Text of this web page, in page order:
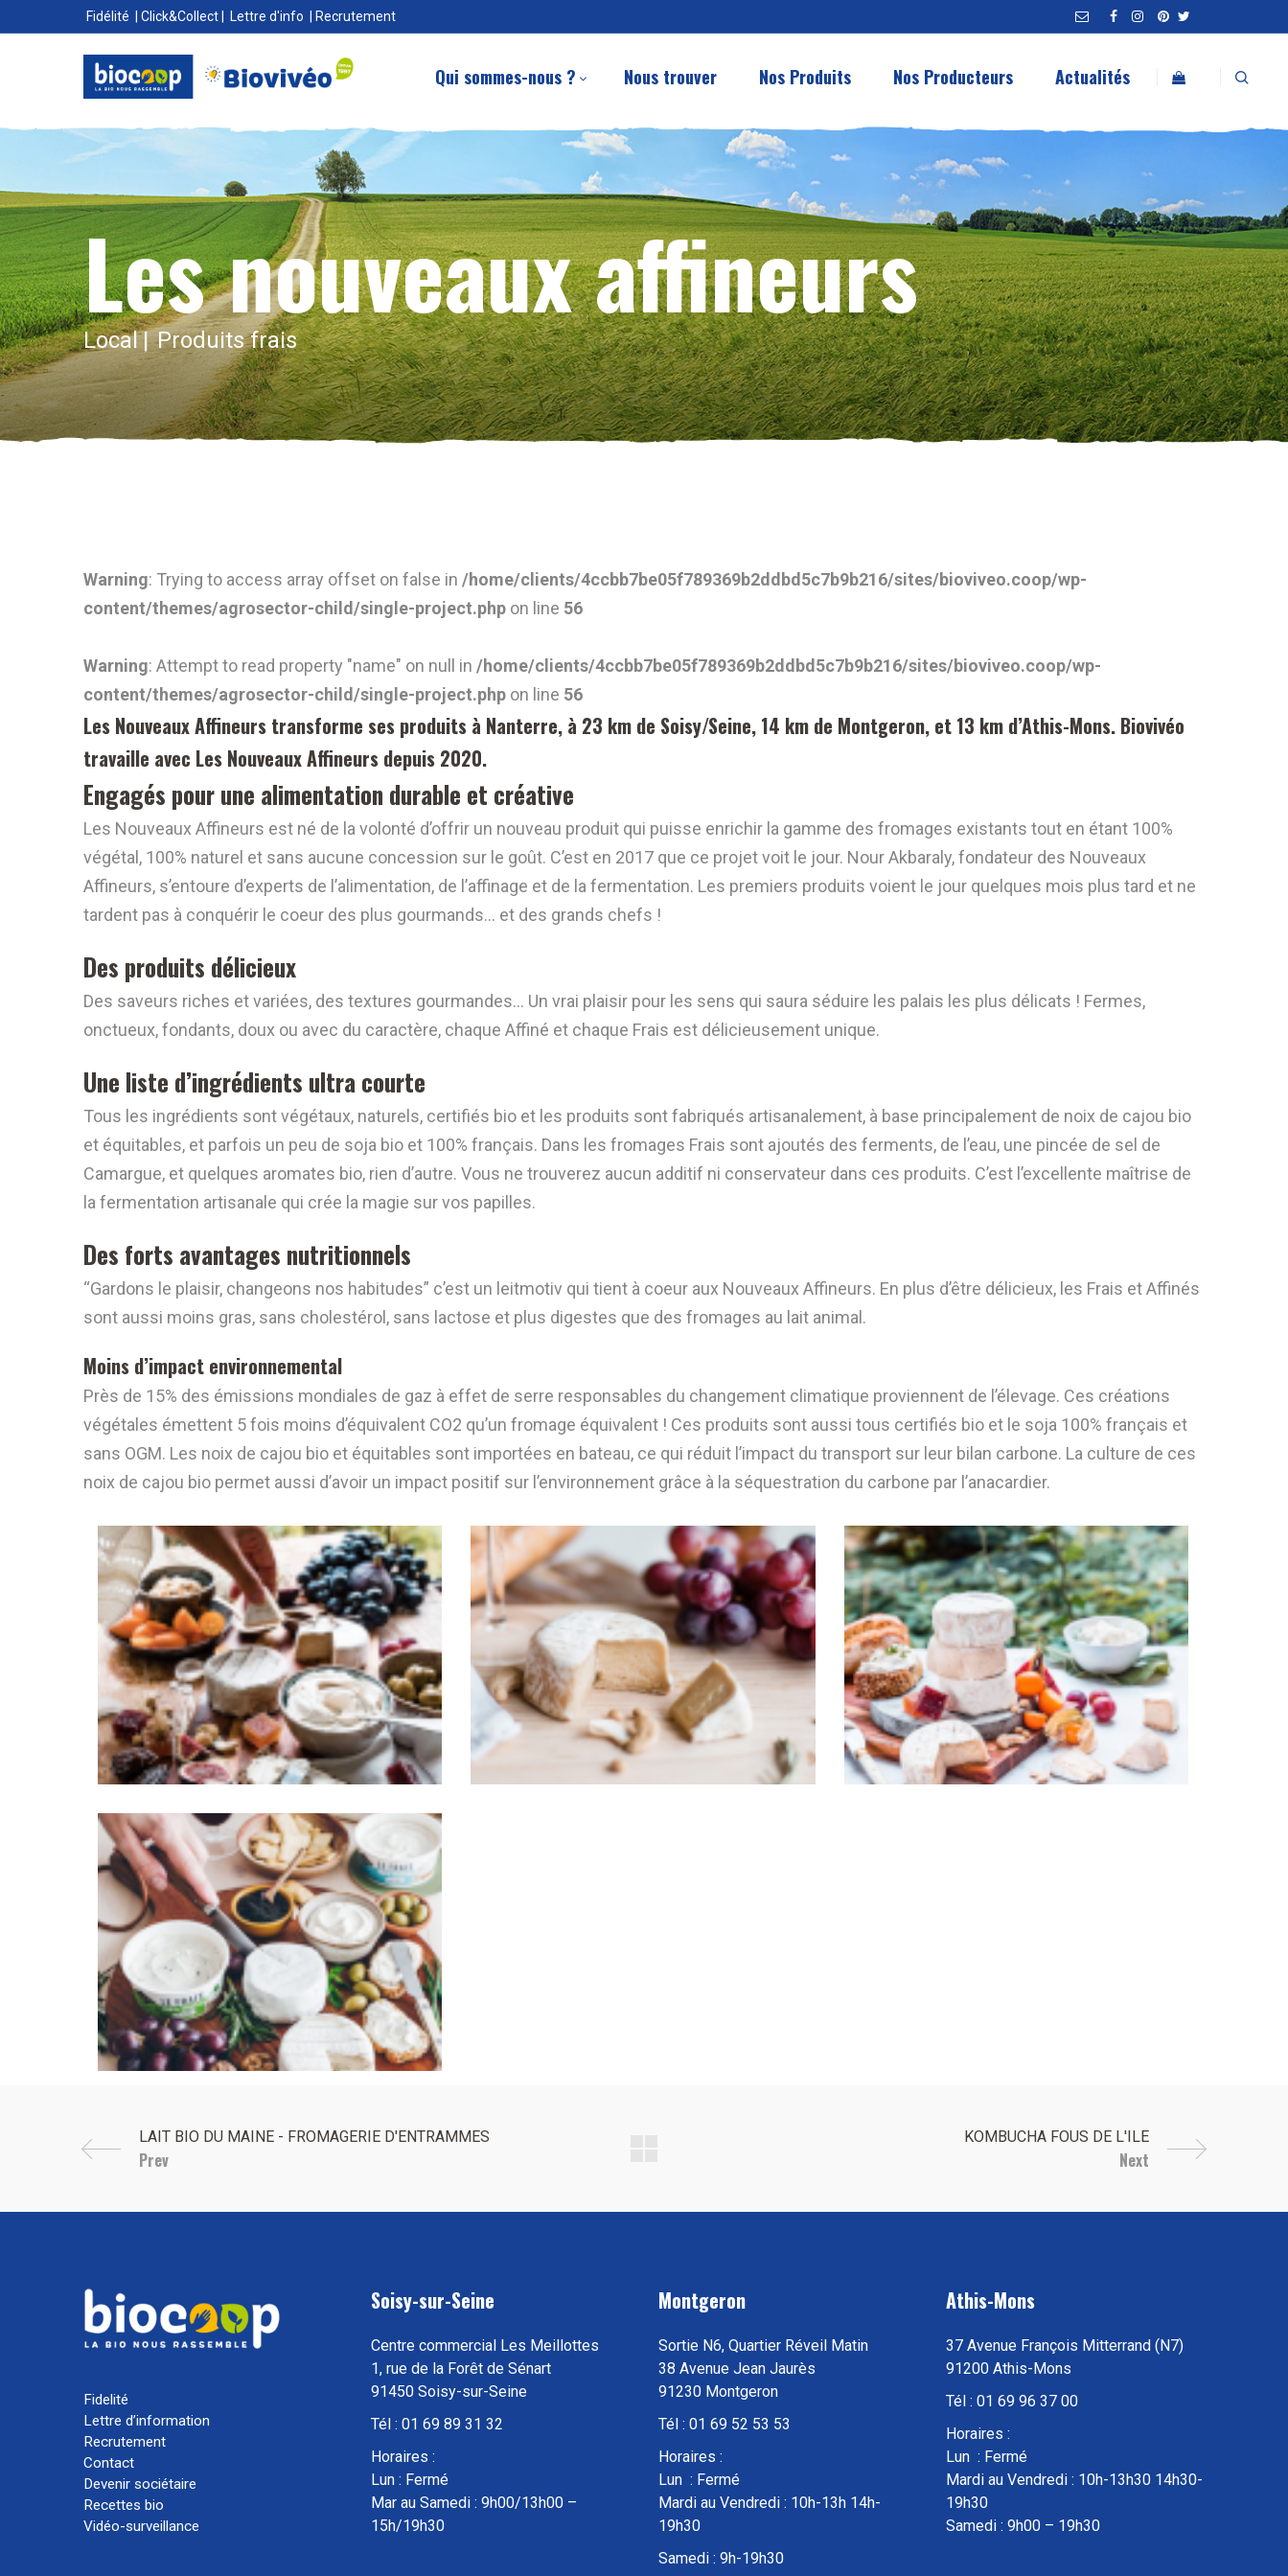
Fidélité | Click&Collect| Lettre d'info | Recrutement
Qui sommes-nous ? Nous trouver Nos Produits Nos Producteurs Actualités
Les nouveaux affineurs
Local Produits frais
Warning: Trying to access array offset on false in /home/clients/4ccbb7be05f789369b2ddbd5c7b9b216/sites/bioviveo.coop/wp-
content/themes/agrosector-child/single-project.php on line 56
Warning: Attempt to read property "name" on null in /home/clients/4ccbb7be05f789369b2ddbd5c7b9b216/sites/bioviveo.coop/wp-
content/themes/agrosector-child/single-project.php on line 56
Les Nouveaux Affineurs transforme ses produits à Nanterre, à 23 km de Soisy/Seine, 14 km de Montgeron, et 13 km d’Athis-Mons. Biovivéo
travaille avec Les Nouveaux Affineurs depuis 2020.
Engagés pour une alimentation durable et créative
Les Nouveaux Affineurs est né de la volonté d’offrir un nouveau produit qui puisse enrichir la gamme des fromages existants tout en étant 100%
végétal, 100% naturel et sans aucune concession sur le goût. C’est en 2017 que ce projet voit le jour. Nour Akbaraly, fondateur des Nouveaux
Affineurs, s’entoure d’experts de l’alimentation, de l’affinage et de la fermentation. Les premiers produits voient le jour quelques mois plus tard et ne
tardent pas à conquérir le coeur des plus gourmands… et des grands chefs !
Des produits délicieux
Des saveurs riches et variées, des textures gourmandes… Un vrai plaisir pour les sens qui saura séduire les palais les plus délicats ! Fermes,
onctueux, fondants, doux ou avec du caractère, chaque Affiné et chaque Frais est délicieusement unique.
Une liste d’ingrédients ultra courte
Tous les ingrédients sont végétaux, naturels, certifiés bio et les produits sont fabriqués artisanalement, à base principalement de noix de cajou bio
et équitables, et parfois un peu de soja bio et 100% français. Dans les fromages Frais sont ajoutés des ferments, de l’eau, une pincée de sel de
Camargue, et quelques aromates bio, rien d’autre. Vous ne trouverez aucun additif ni conservateur dans ces produits. C’est l’excellente maîtrise de
la fermentation artisanale qui crée la magie sur vos papilles.
Des forts avantages nutritionnels
“Gardons le plaisir, changeons nos habitudes” c’est un leitmotiv qui tient à coeur aux Nouveaux Affineurs. En plus d’être délicieux, les Frais et Affinés
sont aussi moins gras, sans cholestérol, sans lactose et plus digestes que des fromages au lait animal.
Moins d’impact environnemental
Près de 15% des émissions mondiales de gaz à effet de serre responsables du changement climatique proviennent de l’élevage. Ces créations
végétales émettent 5 fois moins d’équivalent CO2 qu’un fromage équivalent ! Ces produits sont aussi tous certifiés bio et le soja 100% français et
sans OGM. Les noix de cajou bio et équitables sont importées en bateau, ce qui réduit l’impact du transport sur leur bilan carbone. La culture de ces
noix de cajou bio permet aussi d’avoir un impact positif sur l’environnement grâce à la séquestration du carbone par l’anacardier.
Prev Next
Fidelité
Lettre d’information
Recrutement
Contact
Devenir sociétaire
Recettes bio
Vidéo-surveillance
Soisy-sur-Seine
Centre commercial Les Meillottes
1, rue de la Forêt de Sénart
91450 Soisy-sur-Seine
Tél : 01 69 89 31 32
Horaires :
Lun : Fermé
Mar au Samedi : 9h00/13h00 –
15h/19h30
Montgeron
Sortie N6, Quartier Réveil Matin
38 Avenue Jean Jaurès
91230 Montgeron
Tél : 01 69 52 53 53
Horaires :
Lun : Fermé
Mardi au Vendredi : 10h-13h 14h-
19h30
Samedi : 9h-19h30
Athis-Mons
37 Avenue François Mitterrand (N7)
91200 Athis-Mons
Tél : 01 69 96 37 00
Horaires :
Lun : Fermé
Mardi au Vendredi : 10h-13h30 14h30-
19h30
Samedi : 9h00 – 19h30